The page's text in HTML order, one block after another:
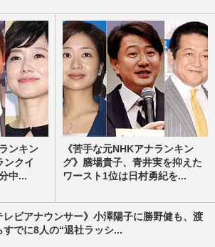
ンキン
ンクイ
中...
《苦手な元NHKアナランキン
グ》膳場貴子、青井実を抑えた
ワースト1位は日村勇紀を...
レビアナウンサー》小澤陽子に勝野健も、渡
すでに8人の“退社ラッシ...